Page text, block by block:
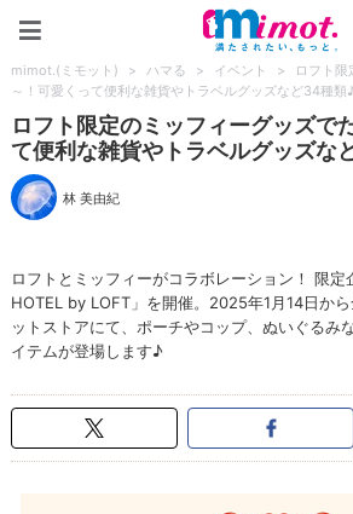
mimot.(ミモット) > ハマる > イベント >
ロフト限
～！可愛くって便利な雑貨やトラベルグッズなど34種類
ロフト限定のミッフィーグッズで
て便利な雑貨やトラベルグッズな
林 美由紀
ロフトとミッフィーがコラボレーション！ 限
HOTEL by LOFT」を開催。2025年1月14日か
ットストアにて、ポーチやコップ、ぬいぐるみ
イテムが登場します♪